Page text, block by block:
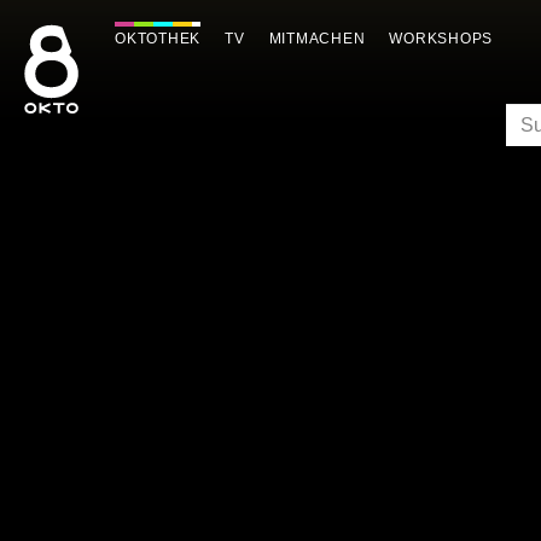
Inhalt
springen
OKTOTHEK TV MITMACHEN WORKSHOPS